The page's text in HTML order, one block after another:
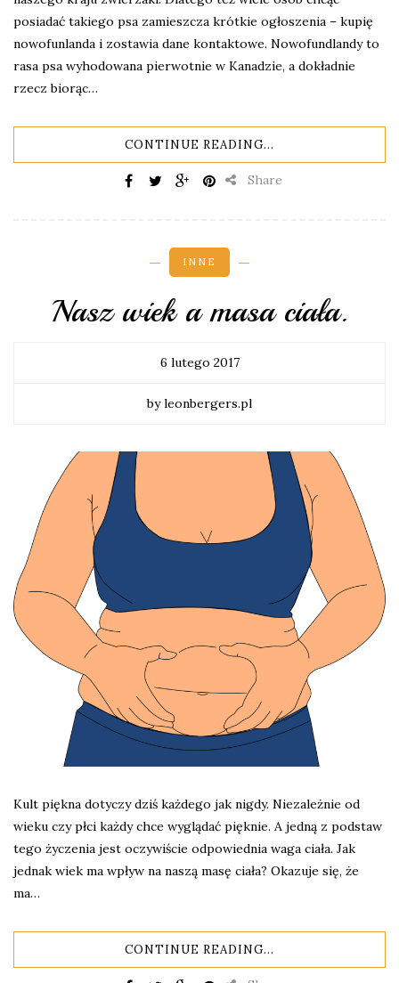
posiadać takiego psa zamieszcza krótkie ogłoszenia – kupię
nowofunlanda i zostawia dane kontaktowe. Nowofundlandy to
rasa psa wyhodowana pierwotnie w Kanadzie, a dokładnie
rzecz biorąc…
CONTINUE READING...
Share
INNE
Nasz wiek a masa ciała.
6 lutego 2017
by leonbergers.pl
Kult piękna dotyczy dziś każdego jak nigdy. Niezależnie od
wieku czy płci każdy chce wyglądać pięknie. A jedną z podstaw
tego życzenia jest oczywiście odpowiednia waga ciała. Jak
jednak wiek ma wpływ na naszą masę ciała? Okazuje się, że
ma…
CONTINUE READING...